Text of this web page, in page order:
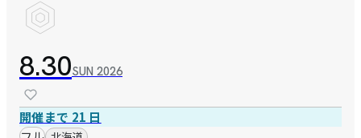
8.30SUN 2026
開催まで 21 日